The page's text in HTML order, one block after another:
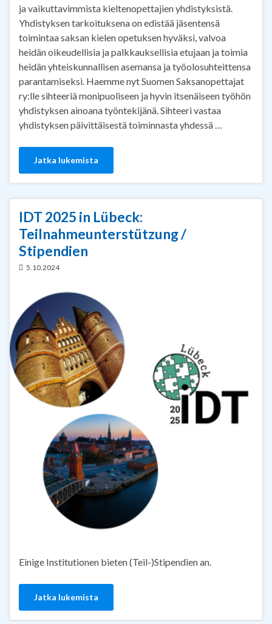
ja vaikuttavimmista kieltenopettajien yhdistyksistä.
Yhdistyksen tarkoituksena on edistää jäsentensä
toimintaa saksan kielen opetuksen hyväksi, valvoa
heidän oikeudellisia ja palkkauksellisia etujaan ja toimia
heidän yhteiskunnallisen asemansa ja työolosuhteittensa
parantamiseksi. Haemme nyt Suomen Saksanopettajat
ry:lle sihteeriä monipuoliseen ja hyvin itsenäiseen työhön
yhdistyksen ainoana työntekijänä. Sihteeri vastaa
yhdistyksen päivittäisestä toiminnasta yhdessä …
Jatka lukemista
IDT 2025 in Lübeck:
Teilnahmeunterstützung /
Stipendien
5.10.2024
Einige Institutionen bieten (Teil-)Stipendien an.
Jatka lukemista